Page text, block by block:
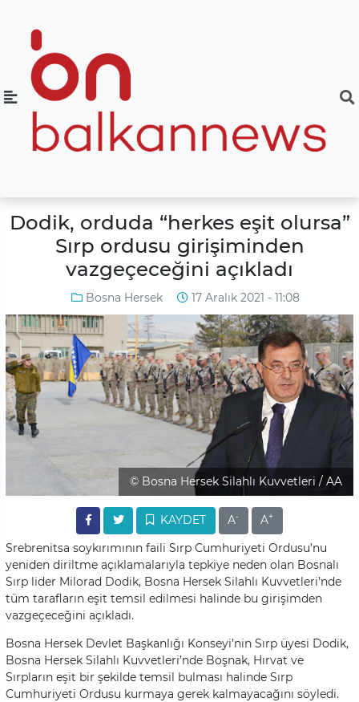
Dodik, orduda “herkes eşit olursa”
Sırp ordusu girişiminden
vazgeçeceğini açıkladı
Bosna Hersek 17 Aralık 2021 - 11:08
© Bosna Hersek Silahlı Kuvvetleri / AA
KAYDET A- A+
Srebrenitsa soykırımının faili Sırp Cumhuriyeti Ordusu’nu
yeniden diriltme açıklamalarıyla tepkiye neden olan Bosnalı
Sırp lider Milorad Dodik, Bosna Hersek Silahlı Kuvvetleri’nde
tüm tarafların eşit temsil edilmesi halinde bu girişimden
vazgeçeceğini açıkladı.
Bosna Hersek Devlet Başkanlığı Konseyi’nin Sırp üyesi Dodik,
Bosna Hersek Silahlı Kuvvetleri’nde Boşnak, Hırvat ve
Sırpların eşit bir şekilde temsil bulması halinde Sırp
Cumhuriyeti Ordusu kurmaya gerek kalmayacağını söyledi.